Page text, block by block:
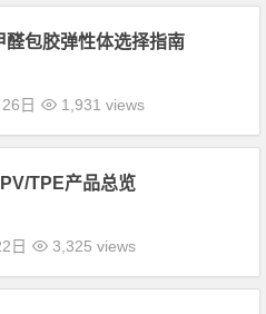
醛包胶弹性体选择指南
日 1,931 views
TPE产品总览
日 3,325 views